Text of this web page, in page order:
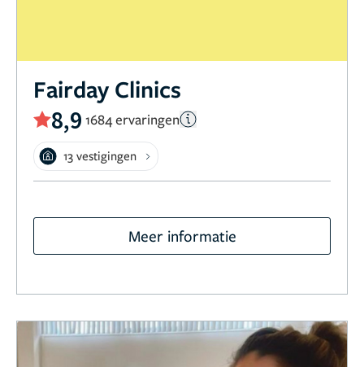
Fairday Clinics
8,9 1684 ervaringen
13 vestigingen
Meer informatie